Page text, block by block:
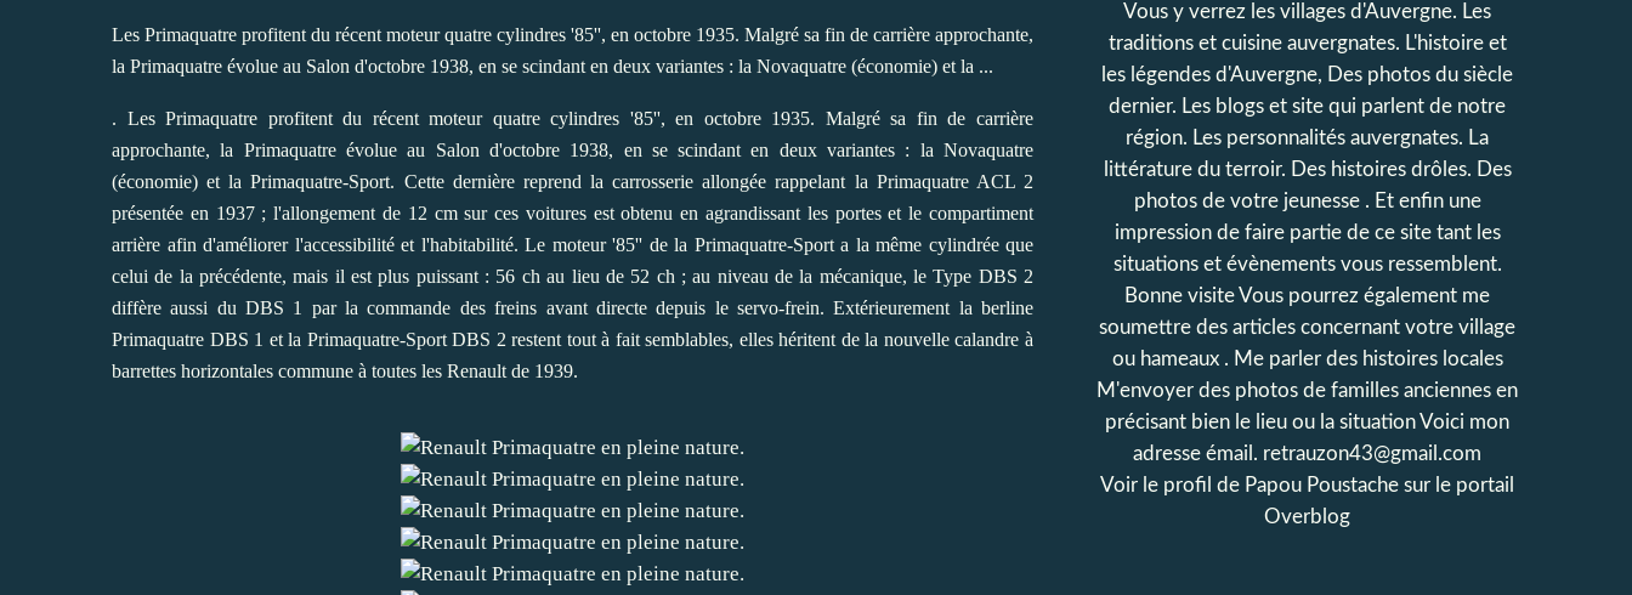
Les Primaquatre profitent du récent moteur quatre cylindres '85'', en octobre 1935. Malgré sa fin de carrière approchante,
la Primaquatre évolue au Salon d'octobre 1938, en se scindant en deux variantes : la Novaquatre (économie) et la ...
. Les Primaquatre profitent du récent moteur quatre cylindres '85'', en octobre 1935. Malgré sa fin de carrière
approchante, la Primaquatre évolue au Salon d'octobre 1938, en se scindant en deux variantes : la Novaquatre
(économie) et la Primaquatre-Sport. Cette dernière reprend la carrosserie allongée rappelant la Primaquatre ACL 2
présentée en 1937 ; l'allongement de 12 cm sur ces voitures est obtenu en agrandissant les portes et le compartiment
arrière afin d'améliorer l'accessibilité et l'habitabilité. Le moteur '85'' de la Primaquatre-Sport a la même cylindrée que
celui de la précédente, mais il est plus puissant : 56 ch au lieu de 52 ch ; au niveau de la mécanique, le Type DBS 2
diffère aussi du DBS 1 par la commande des freins avant directe depuis le servo-frein. Extérieurement la berline
Primaquatre DBS 1 et la Primaquatre-Sport DBS 2 restent tout à fait semblables, elles héritent de la nouvelle calandre à
barrettes horizontales commune à toutes les Renault de 1939.
Vous y verrez les villages d'Auvergne. Les
traditions et cuisine auvergnates. L'histoire et
les légendes d'Auvergne, Des photos du siècle
dernier. Les blogs et site qui parlent de notre
région. Les personnalités auvergnates. La
littérature du terroir. Des histoires drôles. Des
photos de votre jeunesse . Et enfin une
impression de faire partie de ce site tant les
situations et évènements vous ressemblent.
Bonne visite Vous pourrez également me
soumettre des articles concernant votre village
ou hameaux . Me parler des histoires locales
M'envoyer des photos de familles anciennes en
précisant bien le lieu ou la situation Voici mon
adresse émail. retrauzon43@gmail.com
Voir le profil de Papou Poustache sur le portail
Overblog